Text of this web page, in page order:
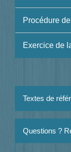
Procédure
Exercice de
Textes de
Questions ?